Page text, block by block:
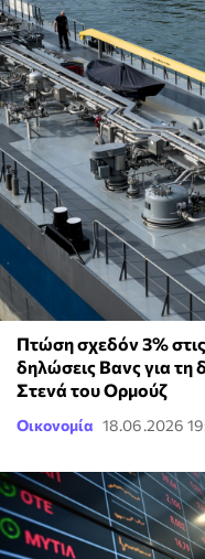
Πτώση σχεδόν 3% στις
δηλώσεις Βανς για τη
Στενά του Ορμούζ
Οικονομία 18.06.2026